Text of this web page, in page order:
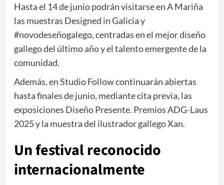
Hasta el 14 de junio podrán visitarse en A Mariña
las muestras Designed in Galicia y
#novodeseñogalego, centradas en el mejor diseño
gallego del último año y el talento emergente de la
comunidad.
Además, enStudio Followcontinuarán abiertas
hasta finales de junio, mediante cita previa, las
exposiciones Diseño Presente. Premios ADG-Laus
2025 y la muestra del ilustrador gallego Xan.
Un festival reconocido
internacionalmente